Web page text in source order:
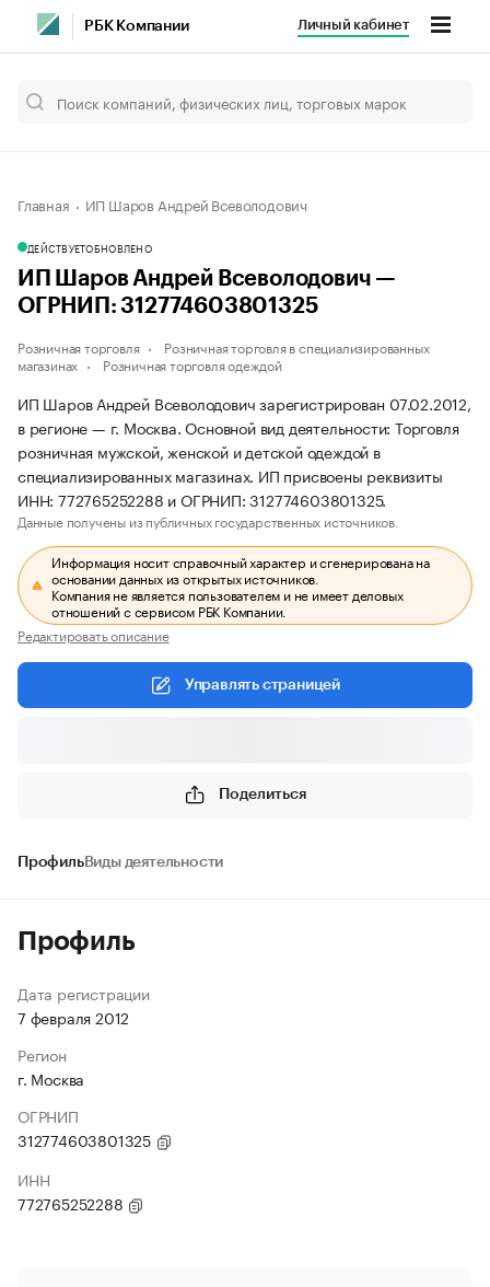
РБК Компании Личный кабинет
Главная ИП Шаров Андрей Всеволодович
ДЕЙСТВУЕТОБНОВЛЕНО
ИП Шаров Андрей Всеволодович —
ОГРНИП: 312774603801325
Розничная торговля
Розничная торговля в специализированных
магазинах
Розничная торговля одеждой
ИП Шаров Андрей Всеволодович зарегистрирован 07.02.2012,
в регионе — г. Москва. Основной вид деятельности: Торговля
розничная мужской, женской и детской одеждой в
специализированных магазинах. ИП присвоены реквизиты
ИНН: 772765252288 и ОГРНИП: 312774603801325.
Данные получены из публичных государственных источников.
Информация носит справочный характер и сгенерирована на
основании данных из открытых источников.
Компания не является пользователем и не имеет деловых
отношений с сервисом РБК Компании.
Редактировать описание
Управлять страницей
Поделиться
ПрофильВиды деятельности
Профиль
Дата регистрации
7 февраля 2012
Регион
г. Москва
ОГРНИП
312774603801325
ИНН
772765252288